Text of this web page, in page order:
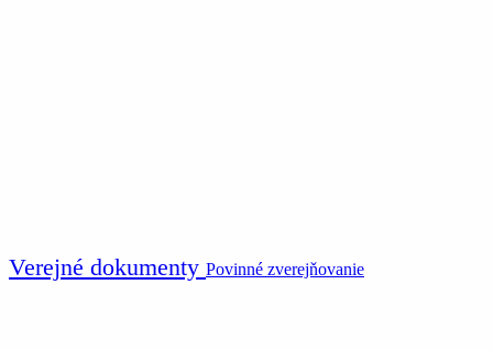
Verejné dokumenty Povinné zverejňovanie